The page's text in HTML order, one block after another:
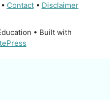
Contact• Disclaimer
• Built with